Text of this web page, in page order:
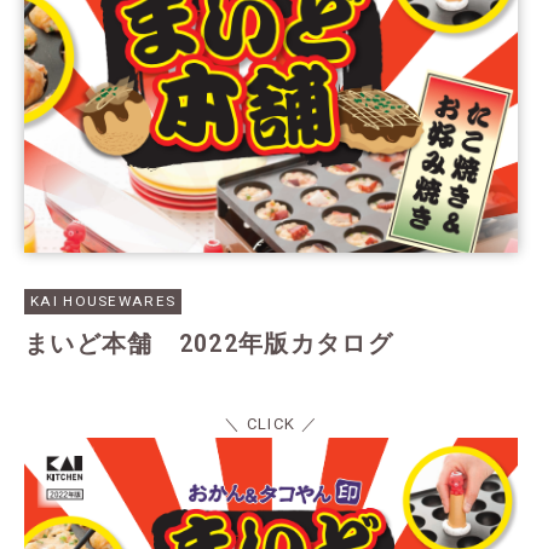
KAI HOUSEWARES
まいど本舗 2022年版カタログ
＼ CLICK ／